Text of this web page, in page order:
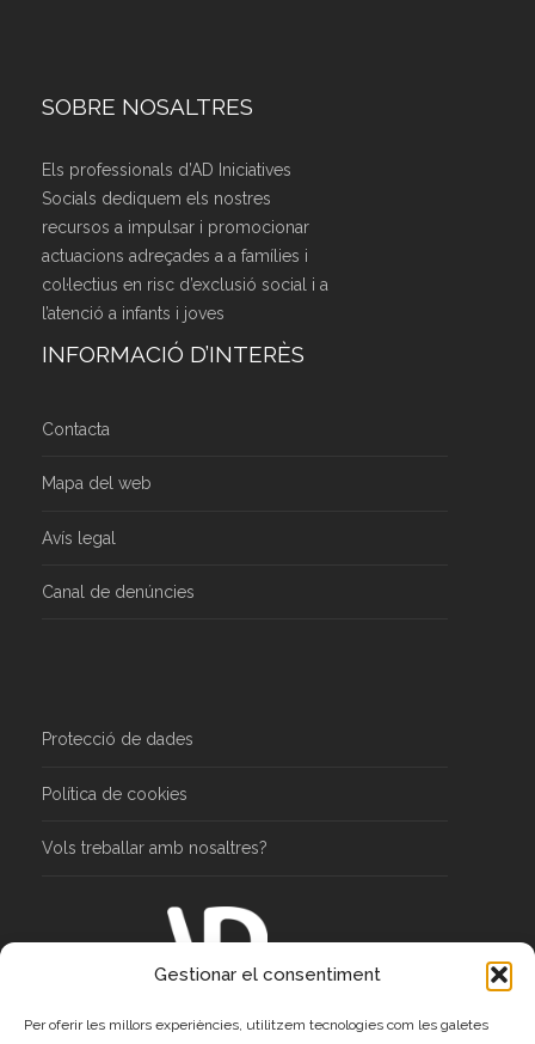
Gestionar el consentiment
Per oferir les millors experiències, utilitzem tecnologies com les galetes
SOBRE NOSALTRES
Els professionals d’AD Iniciatives
Socials dediquem els nostres
recursos a impulsar i promocionar
actuacions adreçades a a famílies i
col·lectius en risc d’exclusió social i a
l’atenció a infants i joves
INFORMACIÓ D’INTERÈS
Contacta
Mapa del web
Avís legal
Canal de denúncies
Protecció de dades
Política de cookies
Vols treballar amb nosaltres?
Tel 972 215 917 – Fax 972 225 218